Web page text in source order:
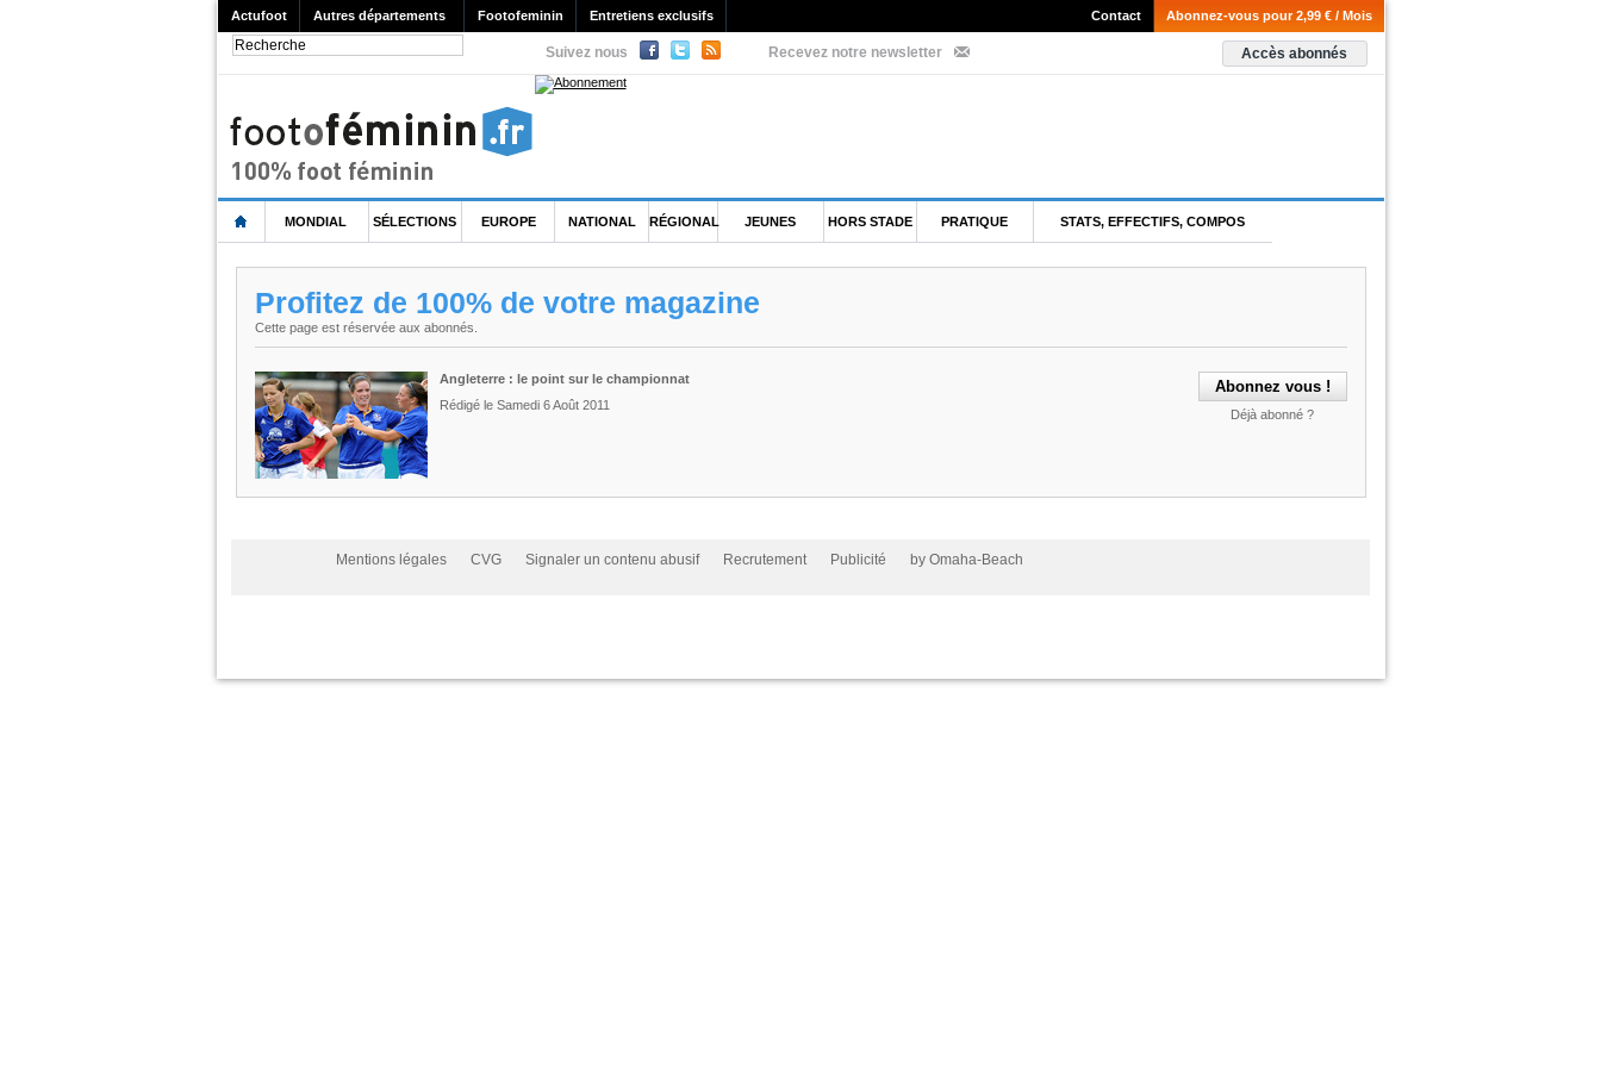
Actufoot Autres départements Footofeminin Entretiens exclusifs Abonnez-vous pour 2,99 € / Mois
Contact
Suivez nous Recevez notre newsletter Accès abonnés
MONDIAL SÉLECTIONS EUROPE NATIONAL RÉGIONAL JEUNES HORS STADE PRATIQUE STATS, EFFECTIFS, COMPOS
Profitez de 100% de votre magazine
Cette page est réservée aux abonnés.
Déjà abonné ?
Angleterre : le point sur le championnat
Rédigé le Samedi 6 Août 2011
Mentions légales CVG Signaler un contenu abusif Recrutement Publicité by Omaha-Beach